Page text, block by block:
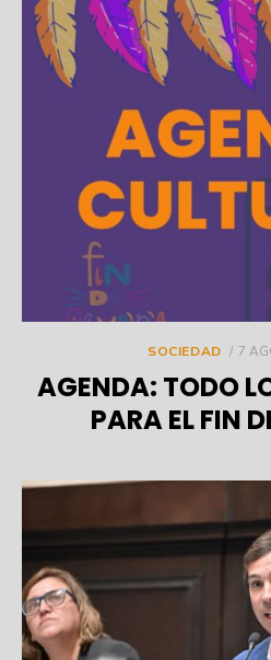
SOCIEDAD 7
AGENDA: TODO
PARA EL FIN